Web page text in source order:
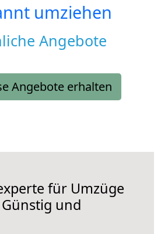
umziehen
Angebote
Angebote erhalten
für Umzüge
Günstig und